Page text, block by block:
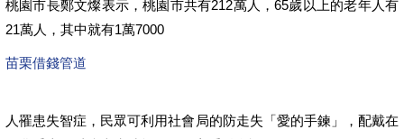
桃園市長鄭文燦表示，桃園市共有212萬人，65歲以上的老年人有
21萬人，其中就有1萬7000
苗栗借錢管道
人罹患失智症，民眾可利用社會局的防走失「愛的手鍊」，配戴在